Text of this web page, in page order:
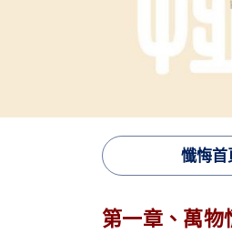
懺悔首
第一章、萬物